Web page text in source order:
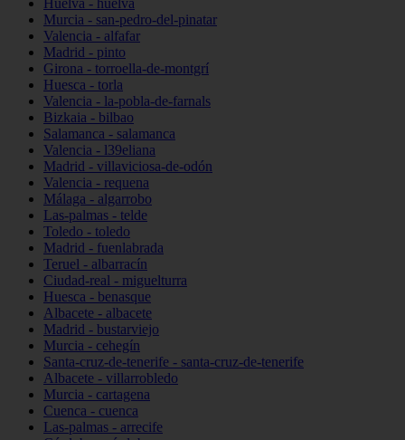
Huelva - huelva
Murcia - san-pedro-del-pinatar
Valencia - alfafar
Madrid - pinto
Girona - torroella-de-montgrí
Huesca - torla
Valencia - la-pobla-de-farnals
Bizkaia - bilbao
Salamanca - salamanca
Valencia - l39eliana
Madrid - villaviciosa-de-odón
Valencia - requena
Málaga - algarrobo
Las-palmas - telde
Toledo - toledo
Madrid - fuenlabrada
Teruel - albarracín
Ciudad-real - miguelturra
Huesca - benasque
Albacete - albacete
Madrid - bustarviejo
Murcia - cehegín
Santa-cruz-de-tenerife - santa-cruz-de-tenerife
Albacete - villarrobledo
Murcia - cartagena
Cuenca - cuenca
Las-palmas - arrecife